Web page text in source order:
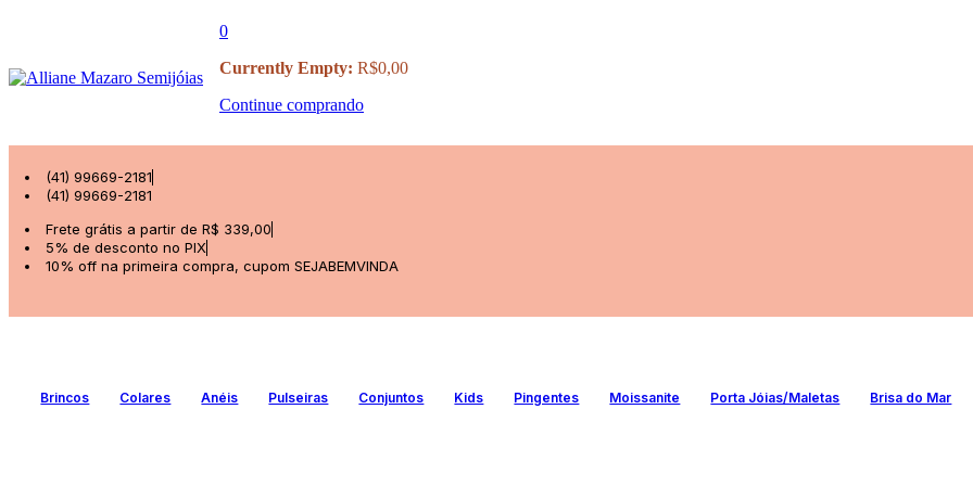
0
Currently Empty: R$0,00
Continue comprando
(41) 99669-2181
(41) 99669-2181
Frete grátis a partir de R$ 339,00
5% de desconto no PIX
10% off na primeira compra, cupom SEJABEMVINDA
Brincos Colares Anéis Pulseiras Conjuntos Kids Pingentes Moissanite Porta Jóias/Maletas Brisa do Mar